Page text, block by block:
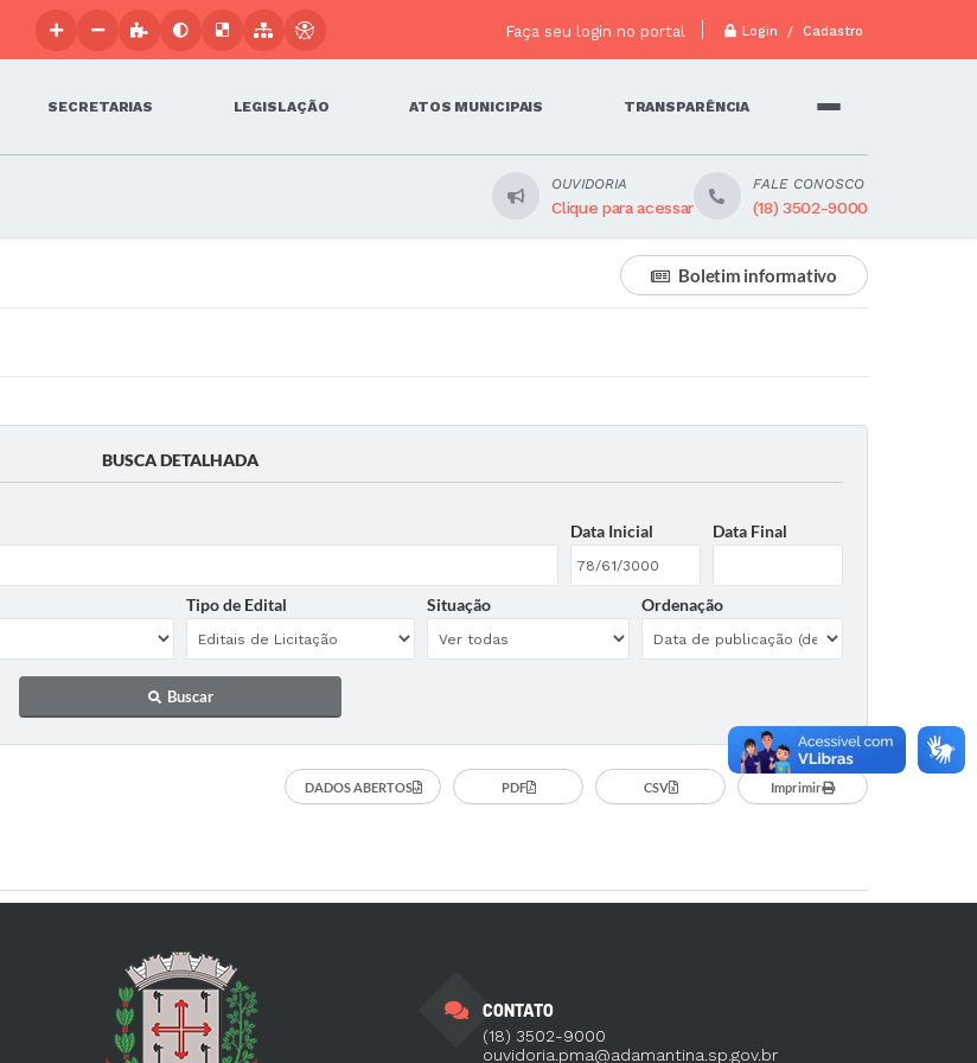
Faça seu login no portal Login / Cadastro
SECRETARIAS LEGISLAÇÃO ATOS MUNICIPAIS TRANSPARÊNCIA
OUVIDORIA
Clique para acessar
FALE CONOSCO
(18) 3502-9000
Boletim informativo
BUSCA DETALHADA
Data Inicial Data Final
Tipo de Edital Situação Ordenação
Buscar
DADOS ABERTOS PDF CSV Imprimir
CONTATO
(18) 3502-9000
ouvidoria.pma@adamantina.sp.gov.br